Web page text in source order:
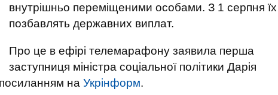
внутрішньо переміщеними особами. З 1 серпня їх
позбавлять державних виплат.
Про це в ефірі телемарафону заявила перша
заступниця міністра соціальної політики Дарія
на Укрінформ.